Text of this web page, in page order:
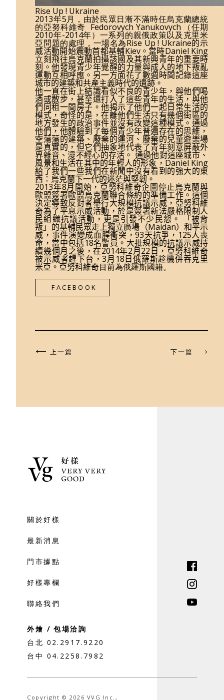
Rise Up ! Ukraine
2013年5月，由於民眾日漸不滿時任烏克蘭總統
的亞努科維奇 Fedorovych Yanukovych （任期
2010年-2014年）一系列的親俄政策以及克里米
亞問題的處理，一場名為Rise Up ! Ukraine的示
威活動開始震動首都基輔Kiev。 當時Daniel King
立刻飛往烏克蘭拍攝該國及其新興青年的重要時
刻。他發現青少年覺醒的力量與成人的地下叛亂
運動互相呼應。另一方面花了數週時間記錄這座
城市的建築和共產主義時代的遺跡。
他一直在街上結識看似不良的青少年，與他們喝
酒或散步，甚至還打入了這些青年的生活，與他
們同租一間房子。他揭示了他們一起日常生活的
模式，奇怪的是，在離他們生活只有幾個街區的
地方發生的政治事件並沒有改變這種模式。通過
他們，他體驗到了每個青少年普遍存在的思維，
空蕩蕩的建築、廢棄的運河、廢棄的兒童遊樂場
是真實的，但它們抽象地代表了青年刻意屏蔽外
界雜音、漫不經心的存活。 通過他對這座城市、
風景和生活在其中的年輕人的形象，Daniel King
給了我們一些我們在新聞中沒有看到的強大的東
西：烏克蘭下一代的迷茫與堅韌。
2013年8月開始， 亞努科維奇企圖停止烏克蘭與
歐盟簽署歐盟烏克蘭聯合條約的準備工作。這個
決定導致反對者舉行大規模抗議示威，亞努科維
奇為了平息示威活動，於是簽署新法嚴格限制人
民組織抗議活動，更是引發不少民怨。 「被背
叛」的基輔民眾走上獨立廣場（Maidan）和平示
威，事件演變成血腥衝突，93天抗爭，125人喪
命，當中包括18名警員。大批規模的抗議示威持
續幾個月之後，在2014年2月22日，亞努科維奇
被示威者趕下台，3月18日俄羅斯趁機併吞克里
米亞。 亞努科維奇目前為俄羅斯國籍。
FACEBOOK
上一篇 下一篇
關於好樣
最新消息
門市據點
好樣專欄
聯絡我們
外燴 / 包場洽詢
台北 02.2917.9220
台中 04.2258.7982
Copyright © 2026 VVG Inc.,